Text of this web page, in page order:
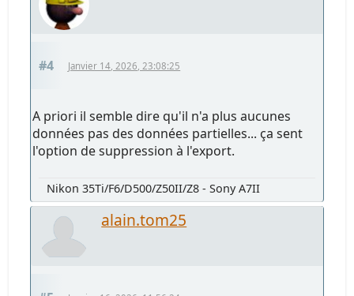
#4 Janvier 14, 2026, 23:08:25
A priori il semble dire qu'il n'a plus aucunes
données pas des données partielles... ça sent
l'option de suppression à l'export.
Nikon 35Ti/F6/D500/Z50II/Z8 - Sony A7II
alain.tom25